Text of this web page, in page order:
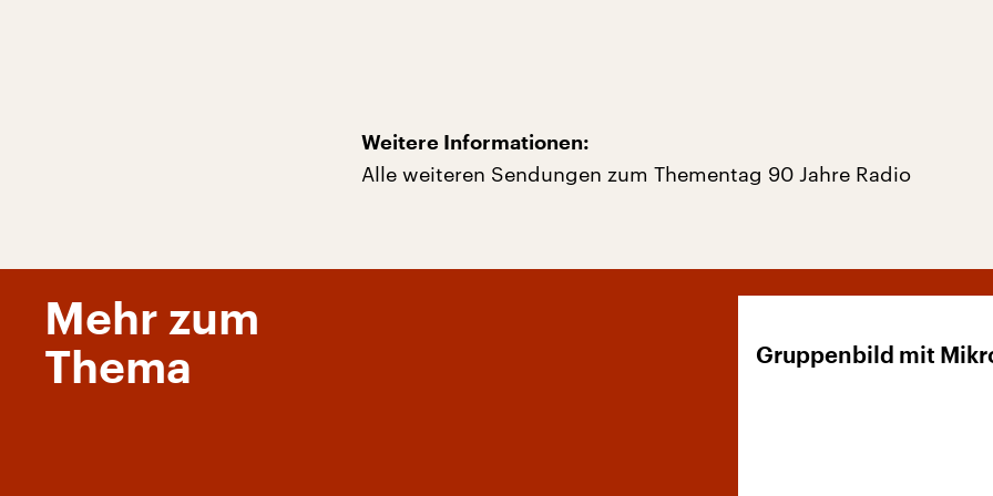
Weitere Informationen:
Alle weiteren Sendungen zum Thementag 90 Jahre Radio
Mehr zum
Thema
Gruppenbild mit